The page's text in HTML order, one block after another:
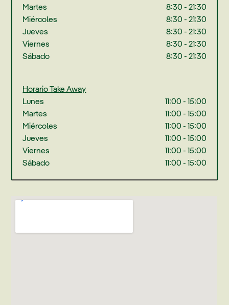
Martes
8:30 - 21:30
Miércoles
8:30 - 21:30
Jueves
8:30 - 21:30
Viernes
8:30 - 21:30
Sábado
8:30 - 21:30
Horario Take Away
Lunes
11:00 - 15:00
Martes
11:00 - 15:00
Miércoles
11:00 - 15:00
Jueves
11:00 - 15:00
Viernes
11:00 - 15:00
Sábado
11:00 - 15:00